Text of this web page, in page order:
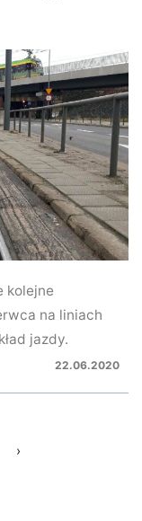
kolejne
na liniach
jazdy.
22.06.2020